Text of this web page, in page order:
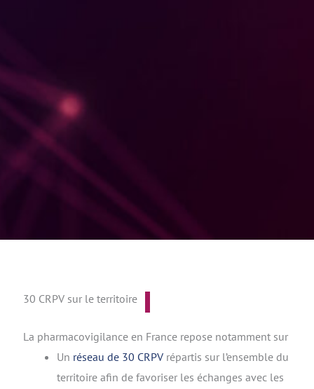
30 CRPV sur le territoire
La pharmacovigilance en France repose notamment sur
Un réseau de 30 CRPVrépartis sur l’ensemble du
territoire afin de favoriser les échanges avec les